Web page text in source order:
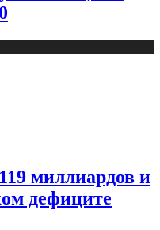
миллиардов и
дефиците